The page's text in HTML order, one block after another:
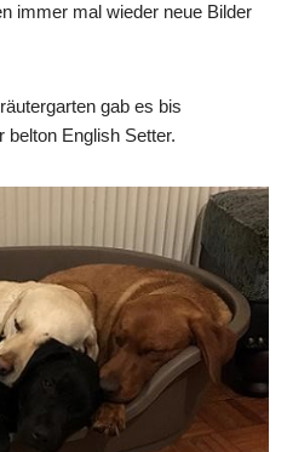
immer mal wieder neue Bilder
gab es bis
belton English Setter.